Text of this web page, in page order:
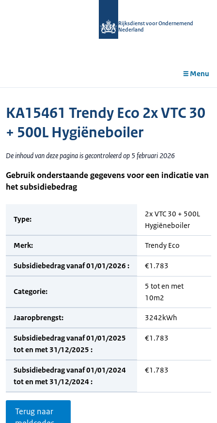
Rijksdienst voor Ondernemend
Nederland
Menu
KA15461 Trendy Eco 2x VTC 30
+ 500L Hygiëneboiler
De inhoud van deze pagina is gecontroleerd op 5 februari 2026
Gebruik onderstaande gegevens voor een indicatie van
het subsidiebedrag
Type:
2x VTC 30 + 500L
Hygiëneboiler
Merk: Trendy Eco
Subsidiebedrag vanaf 01/01/2026 : €1.783
Categorie:
5 tot en met
10m2
Jaaropbrengst: 3242kWh
Subsidiebedrag vanaf 01/01/2025
tot en met 31/12/2025 :
€1.783
Subsidiebedrag vanaf 01/01/2024
tot en met 31/12/2024 :
€1.783
Terug naar